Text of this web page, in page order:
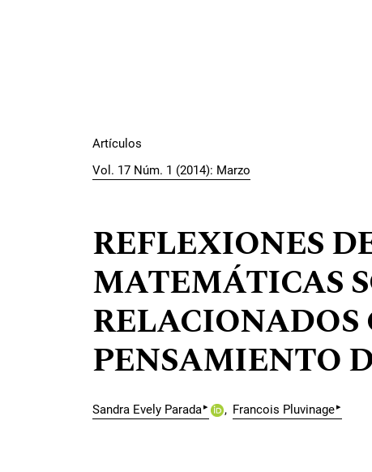
Artículos
Vol. 17 Núm. 1 (2014): Marzo
REFLEXIONES
MATEMÁTICAS
RELACIONADOS
PENSAMIENTO
Sandra Evely Parada▸ Francois Pluvinage▸